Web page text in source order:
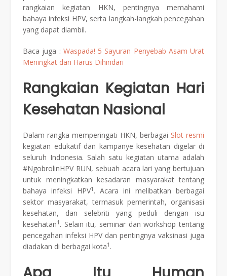
rangkaian kegiatan HKN, pentingnya memahami
bahaya infeksi HPV, serta langkah-langkah pencegahan
yang dapat diambil.
Baca juga : Waspada! 5 Sayuran Penyebab Asam Urat
Meningkat dan Harus Dihindari
Rangkaian Kegiatan Hari
Kesehatan Nasional
Dalam rangka memperingati HKN, berbagai Slot resmi
kegiatan edukatif dan kampanye kesehatan digelar di
seluruh Indonesia. Salah satu kegiatan utama adalah
#NgobrolinHPV RUN, sebuah acara lari yang bertujuan
untuk meningkatkan kesadaran masyarakat tentang
bahaya infeksi HPV1 . Acara ini melibatkan berbagai
sektor masyarakat, termasuk pemerintah, organisasi
kesehatan, dan selebriti yang peduli dengan isu
kesehatan1 . Selain itu, seminar dan workshop tentang
pencegahan infeksi HPV dan pentingnya vaksinasi juga
diadakan di berbagai kota1 .